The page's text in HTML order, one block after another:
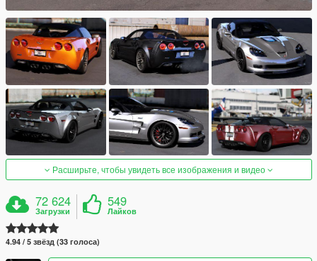
Расширьте, чтобы увидеть все изображения и видео
72 624
Загрузки
549
Лайков
4.94 / 5 звёзд (33 голоса)